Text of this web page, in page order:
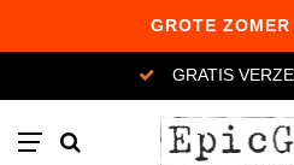
GROTE
GRATIS